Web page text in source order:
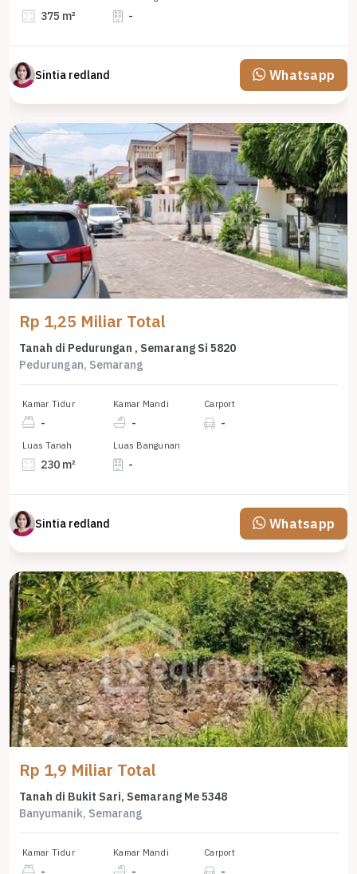
375 m² -
Sintia redland Whatsapp
Rp 1,25 Miliar Total
Tanah di Pedurungan , Semarang Si 5820
Pedurungan, Semarang
Kamar Tidur
-
Kamar Mandi
-
Carport
-
Luas Tanah
230 m²
Luas Bangunan
-
Sintia redland Whatsapp
Rp 1,9 Miliar Total
Tanah di Bukit Sari, Semarang Me 5348
Banyumanik, Semarang
Kamar Tidur Kamar Mandi Carport